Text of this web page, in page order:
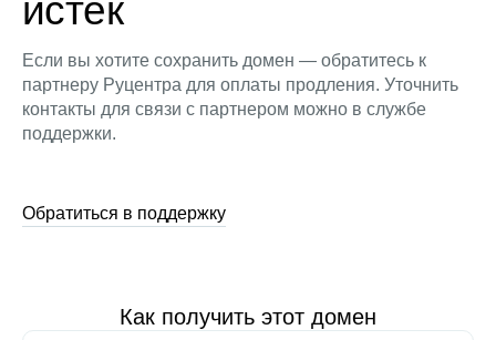
истек
Если вы хотите сохранить домен — обратитесь к
партнеру Руцентра для оплаты продления. Уточнить
контакты для связи с партнером можно в службе
поддержки.
Обратиться в поддержку
Как получить этот домен